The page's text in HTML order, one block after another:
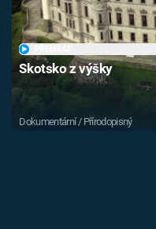
Skotsko z výšky
Dokumentární / Přírodopisný